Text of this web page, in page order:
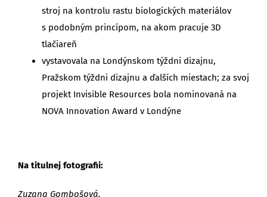
stroj na kontrolu rastu biologických materiálov
s podobným princípom, na akom pracuje 3D
tlačiareň
vystavovala na Londýnskom týždni dizajnu,
Pražskom týždni dizajnu a ďalších miestach; za svoj
projekt Invisible Resources bola nominovaná na
NOVA Innovation Award v Londýne
Na titulnej fotografii:
Zuzana Gombošová.